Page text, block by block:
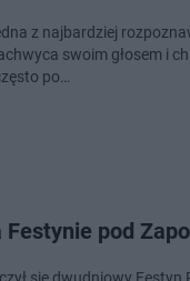
z najbardziej
swoim głosem i
po…
Festynie pod